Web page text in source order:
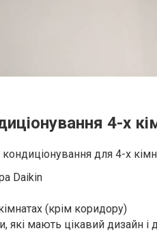
4-х
для 4-х
Daikin
(крім коридору)
які мають цікавий дизайн і